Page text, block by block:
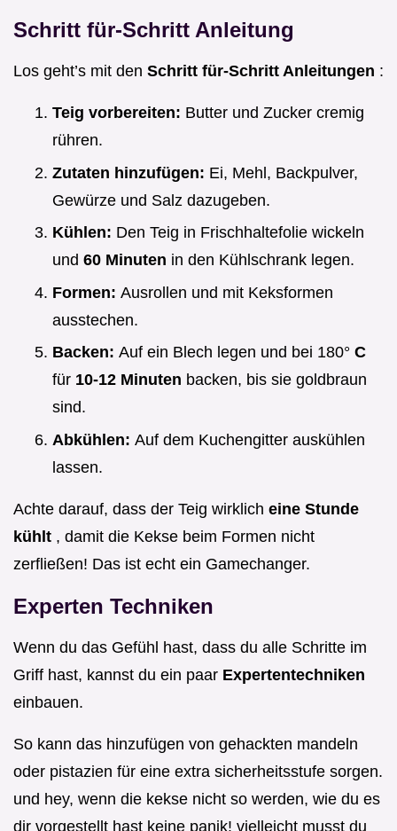
Schritt für-Schritt Anleitung
Los geht’s mit den Schritt für-Schritt Anleitungen :
Teig vorbereiten: Butter und Zucker cremig
rühren.
Zutaten hinzufügen: Ei, Mehl, Backpulver,
Gewürze und Salz dazugeben.
Kühlen: Den Teig in Frischhaltefolie wickeln
und 60 Minuten in den Kühlschrank legen.
Formen: Ausrollen und mit Keksformen
ausstechen.
Backen: Auf ein Blech legen und bei 180° C
für 10-12 Minuten backen, bis sie goldbraun
sind.
Abkühlen: Auf dem Kuchengitter auskühlen
lassen.
Achte darauf, dass der Teig wirklich eine Stunde
kühlt , damit die Kekse beim Formen nicht
zerfließen! Das ist echt ein Gamechanger.
Experten Techniken
Wenn du das Gefühl hast, dass du alle Schritte im
Griff hast, kannst du ein paar Expertentechniken
einbauen.
So kann das hinzufügen von gehackten mandeln
oder pistazien für eine extra sicherheitsstufe sorgen.
und hey, wenn die kekse nicht so werden, wie du es
dir vorgestellt hast keine panik! vielleicht musst du